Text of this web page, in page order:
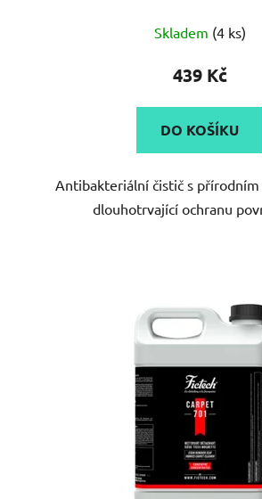
Skladem (4 ks)
439 Kč
DO KOŠÍKU
Antibakteriální čistič s
dlouhotrvající ochranu